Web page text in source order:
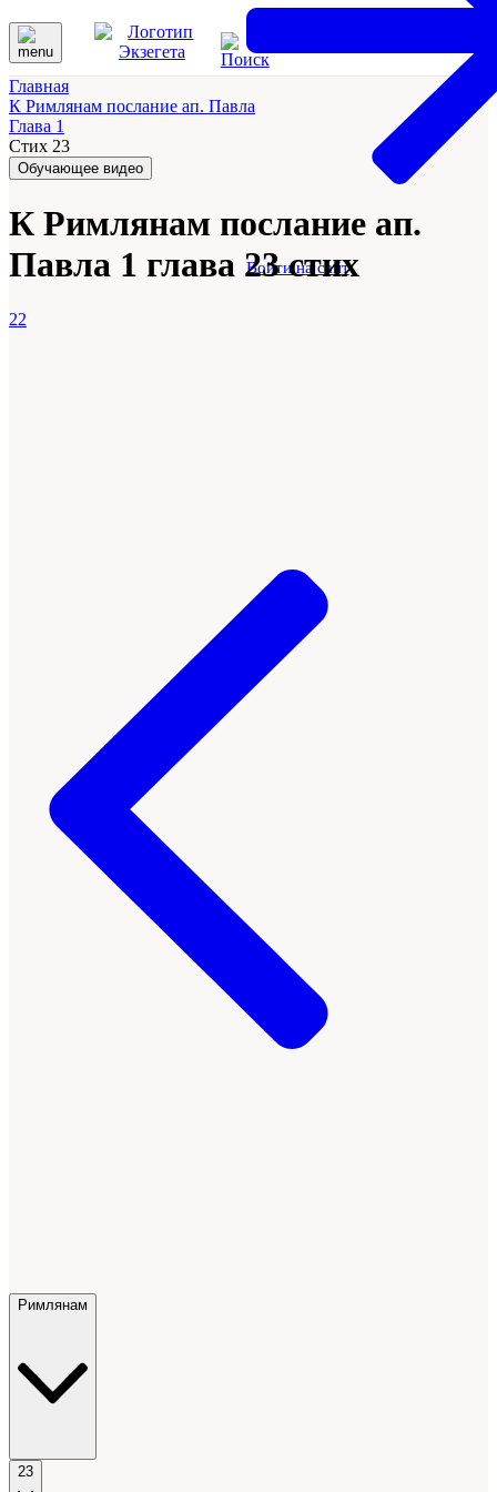
Войти на сайт
Главная
К Римлянам послание ап. Павла
Глава 1
Стих 23
Обучающее видео
К Римлянам послание ап.
Павла 1 глава 23 стих
22
Римлянам
23